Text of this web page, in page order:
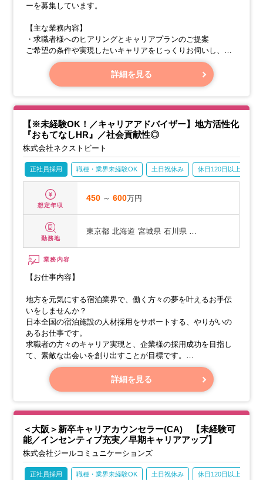
ーを募集しています。
【主な業務内容】
・求職者様へのヒアリングとキャリアプランのご提案
ご希望の条件や実現したいキャリアをじっくりお伺いし、求
職者様の視点に立ったキャリアプランをご提案いたします。
・求人紹介
詳細を見る
【※未経験OK！／キャリアアドバイザー】地方活性化
『おもてなしHR』／社会貢献性◎
株式会社ネクストビート
正社員採用 職種・業界未経験OK 土日祝休み 休日120日以上
想定年収
450 ～600万円
勤務地
東京都 北海道 宮城県 石川県 …
業務内容
【お仕事内容】
地方を元気にする宿泊業界で、働く方々の夢を叶えるお手伝
いをしませんか？
日本全国の宿泊施設の人材採用をサポートする、やりがいの
あるお仕事です。
求職者の方々のキャリア実現と、企業様の採用成功を目指し
て、素敵な出会いを創り出すことが目標です。
【1】キャリアアドバイザー（求職者様向け）
詳細を見る
＜大阪＞新卒キャリアカウンセラー(CA) 【未経験可
能／インセンティブ充実／早期キャリアアップ】
株式会社ジールコミュニケーションズ
正社員採用 職種・業界未経験OK 土日祝休み 休日120日以上